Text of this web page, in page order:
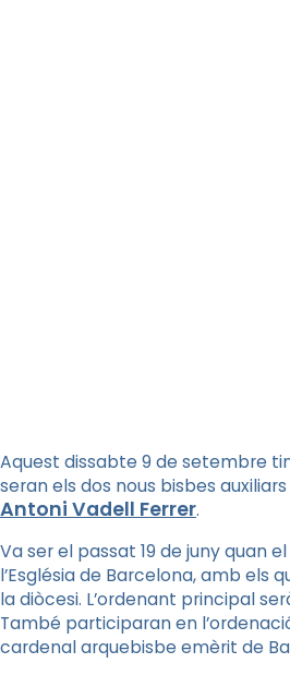
Aquest dissabte 9 de setembre
seran els dos nous bisbes
Antoni Vadell Ferrer.
Va ser el passat 19 de juny quan
l’Església de Barcelona, amb els
la diòcesi. L’ordenant principal
També participaran en
cardenal arquebisbe emèrit de